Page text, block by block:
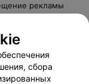
рекламы
оплаты
сбора